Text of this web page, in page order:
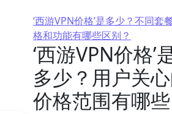
‘西游VPN价格’是多少？不同套
格和功能有哪些区别？
‘西游VPN价格’
多少？用户关
价格范围有哪些